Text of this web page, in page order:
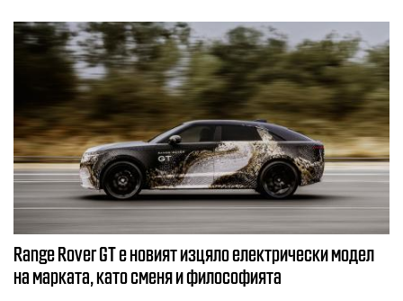
Range Rover GT е новият изцяло електрически модел
на марката, като сменя и философията